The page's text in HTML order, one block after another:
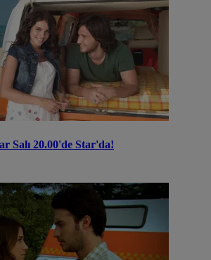
Salı 20.00'de Star'da!